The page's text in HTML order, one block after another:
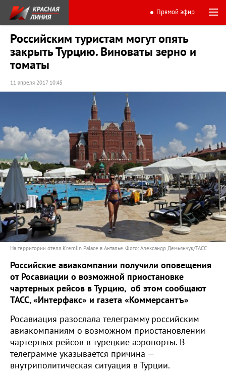
Прямой эфир
Российским туристам могут опять
закрыть Турцию. Виноваты зерно и
томаты
11 апреля 2017 10:45
На территории отеля Kremlin Palaсe в Анталье. Фото: Александр Демьянчук/ТАСС
Российские авиакомпании получили оповещения
от Росавиации о возможной приостановке
чартерных рейсов в Турцию, об этом сообщают
ТАСС, «Интерфакс» и газета «Коммерсантъ»
Росавиация разослала телеграмму российским
авиакомпаниям о возможном приостановлении
чартерных рейсов в турецкие аэропорты. В
телеграмме указывается причина —
внутриполитическая ситуация в Турции.